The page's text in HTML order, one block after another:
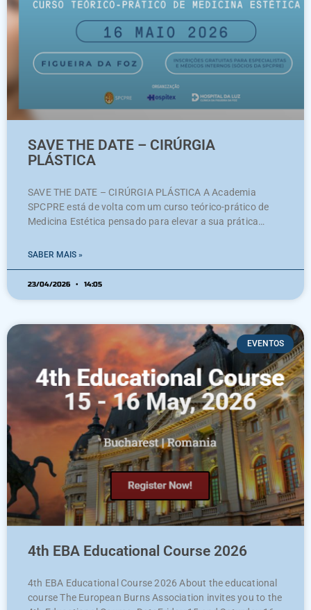
SAVE THE DATE – CIRÚRGIA
PLÁSTICA
SAVE THE DATE – CIRÚRGIA PLÁSTICA A Academia
SPCPRE está de volta com um curso teórico-prático de
Medicina Estética pensado para elevar a sua prática
oportunidade única para aprofundar conhecimentos,
área da Cirurgia Plástica e Medicina Estética.
SABER MAIS »
23/04/2026 14:05
EVENTOS
4th EBA Educational Course 2026
4th EBA Educational Course 2026 About the educational
course The European Burns Association invites you to the